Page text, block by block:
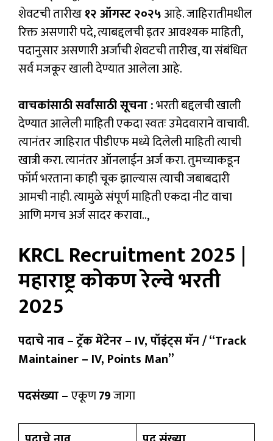
शेवटची तारीख१२ ऑगस्ट २०२५आहे. जाहिरातीमधील
रिक्त असणारी पदे, त्याबद्दलची इतर आवश्यक माहिती,
पदानुसार असणारी अर्जाची शेवटची तारीख, या संबंधित
सर्व मजकूर खाली देण्यात आलेला आहे.
वाचकांसाठी सर्वांसाठी सूचना :भरती बद्दलची खाली
देण्यात आलेली माहिती एकदा स्वतः उमेदवाराने वाचावी.
त्यानंतर जाहिरात पीडीएफ मध्ये दिलेली माहिती त्याची
खात्री करा. त्यानंतर ऑनलाईन अर्ज करा. तुमच्याकडून
फॉर्म भरताना काही चूक झाल्यास त्याची जबाबदारी
आमची नाही. त्यामुळे संपूर्ण माहिती एकदा नीट वाचा
आणि मगच अर्ज सादर करावा..,
KRCL Recruitment 2025 |
महाराष्ट्र कोकण रेल्वे भरती
2025
पदाचे नाव –ट्रॅक मेंटेनर – IV, पॉइंट्स मॅन /“Track
Maintainer – IV, Points Man”
पदसंख्या –एकूण79जागा